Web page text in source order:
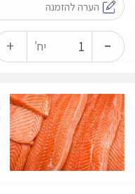
-
כמות
של
דניס
(מארז
של
5
יח' +